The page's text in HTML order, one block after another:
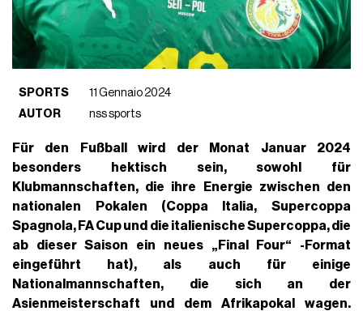
SPORTS
11 Gennaio 2024
AUTOR
nss sports
Für den Fußball wird der Monat Januar 2024
besonders hektisch sein, sowohl für
Klubmannschaften, die ihre Energie zwischen den
nationalen Pokalen (Coppa Italia, Supercoppa
Spagnola, FA Cup und die italienische Supercoppa, die
ab dieser Saison ein neues „Final Four“ -Format
eingeführt hat), als auch für einige
Nationalmannschaften, die sich an der
Asienmeisterschaft und dem Afrikapokal wagen.